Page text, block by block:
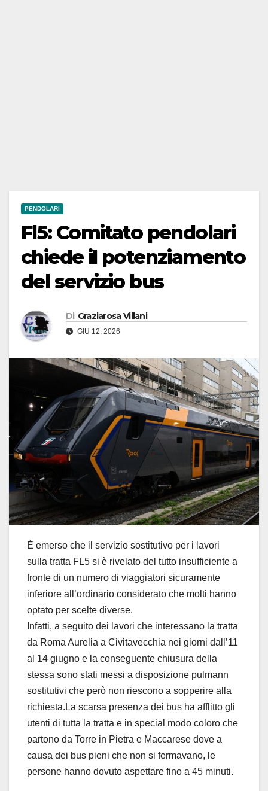
PENDOLARI
Fl5: Comitato pendolari
chiede il potenziamento
del servizio bus
Di Graziarosa Villani
GIU 12, 2026
È emerso che il servizio sostitutivo per i lavori
sulla tratta FL5 si è rivelato del tutto insufficiente a
fronte di un numero di viaggiatori sicuramente
inferiore all’ordinario considerato che molti hanno
optato per scelte diverse.
Infatti, a seguito dei lavori che interessano la tratta
da Roma Aurelia a Civitavecchia nei giorni dall’11
al 14 giugno e la conseguente chiusura della
stessa sono stati messi a disposizione pulmann
sostitutivi che però non riescono a sopperire alla
richiesta.La scarsa presenza dei bus ha afflitto gli
utenti di tutta la tratta e in special modo coloro che
partono da Torre in Pietra e Maccarese dove a
causa dei bus pieni che non si fermavano, le
persone hanno dovuto aspettare fino a 45 minuti.